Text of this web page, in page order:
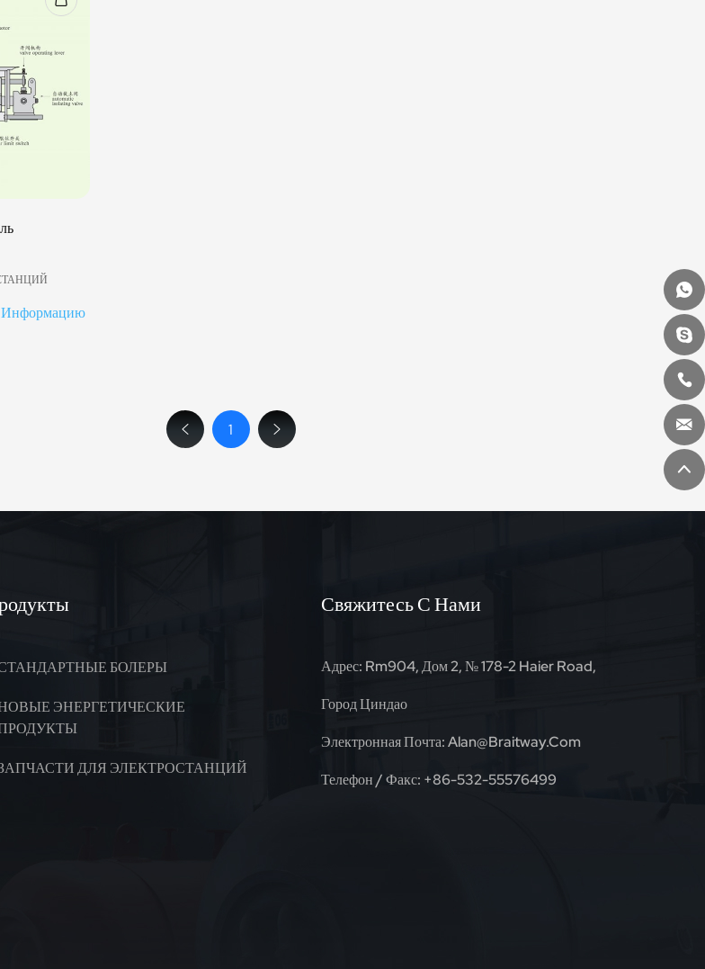
Информацию
1
БОЛЕРЫ
ЭНЕРГЕТИЧЕСКИЕ
ДЛЯ ЭЛЕКТРОСТАНЦИЙ
Свяжитесь С Нами
Адрес: Rm904, Дом 2, № 178-2 Haier Road,
Город Циндао
Электронная Почта: Alan@braitway.com
Телефон / Факс: +86-532-55576499